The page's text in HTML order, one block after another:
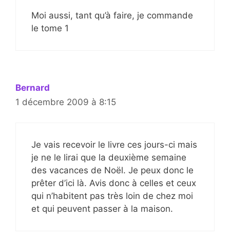
Moi aussi, tant qu’à faire, je commande
le tome 1
Bernard
1 décembre 2009 à 8:15
Je vais recevoir le livre ces jours-ci mais
je ne le lirai que la deuxième semaine
des vacances de Noël. Je peux donc le
prêter d’ici là. Avis donc à celles et ceux
qui n’habitent pas très loin de chez moi
et qui peuvent passer à la maison.